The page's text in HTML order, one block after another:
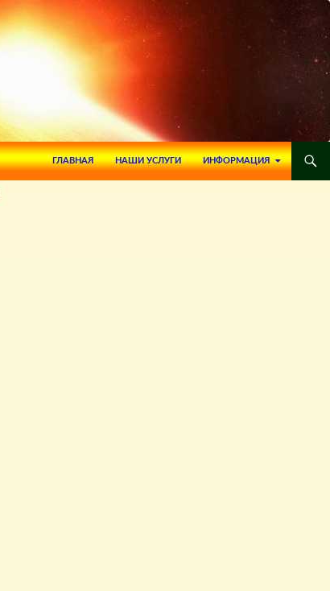
ПЕРЕЙТИ К СОДЕРЖИМОМУ
ГЛАВНАЯ
НАШИ УСЛУГИ ИНФОРМАЦИЯ